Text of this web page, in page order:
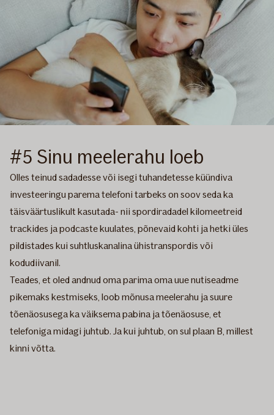
#5 Sinu meelerahu loeb
Olles teinud sadadesse või isegi tuhandetesse küündiva
investeeringu parema telefoni tarbeks on soov seda ka
täisväärtuslikult kasutada- nii spordiradadel kilomeetreid
trackides ja podcaste kuulates, põnevaid kohti ja hetki üles
pildistades kui suhtluskanalina ühistranspordis või
kodudiivanil.
Teades, et oled andnud oma parima oma uue nutiseadme
pikemaks kestmiseks, loob mõnusa meelerahu ja suure
tõenäosusega ka väiksema pabina ja tõenäosuse, et
telefoniga midagi juhtub. Ja kui juhtub, on sul plaan B, millest
kinni võtta.